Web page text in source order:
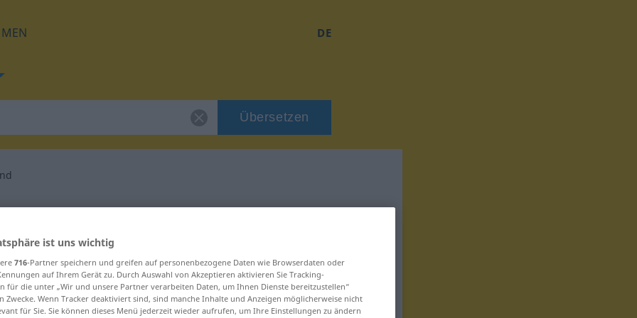
DE
Übersetzen
für "beängstigend"
ist uns wichtig
716-Partner speichern und greifen auf personenbezogene Daten wie Browserdaten oder
auf Ihrem Gerät zu. Durch Auswahl von Akzeptieren aktivieren Sie Tracking-
für die unter „Wir und unsere Partner verarbeiten Daten, um Ihnen Dienste bereitzustellen“
Zwecke. Wenn Tracker deaktiviert sind, sind manche Inhalte und Anzeigen möglicherweise nicht
für Sie. Sie können dieses Menü jederzeit wieder aufrufen, um Ihre Einstellungen zu ändern